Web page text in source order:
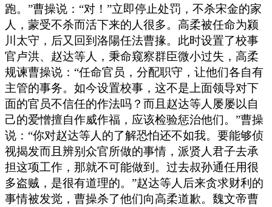
跑。”曹操说：“对！”立即停止处罚，不杀宋金的家
人，蒙受不杀而活下来的人很多。高柔被任命为颍
川太守，后又回到洛陽任法曹掾。此时设置了校事
官卢洪、赵达等人，秉命窥察群臣微小过失，高柔
规谏曹操说：“任命官员，分配职守，让他们各自有
主管的事务。如今设置校事，这不是上面领导对下
面的官员不信任的作法吗？而且赵达等人屡屡以自
己的爱憎擅自作威作福，应该检验惩治他们。”曹操
说：“你对赵达等人的了解恐怕还不如我。要能够侦
视揭发而且辨别众官所做的事情，派贤人君子去承
担这项工作，那就不可能做到。过去叔孙通任用很
多盗贼，是很有道理的。”赵达等人后来贪求财利的
事情被发觉，曹操杀了他们向高柔道歉。魏文帝曹